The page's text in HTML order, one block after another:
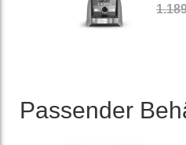
Passender